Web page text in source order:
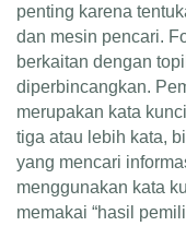
penting karena
dan mesin pencari.
berkaitan dengan
diperbincangkan.
merupakan kata
tiga atau lebih kata,
yang mencari
menggunakan kata
memakai “hasil